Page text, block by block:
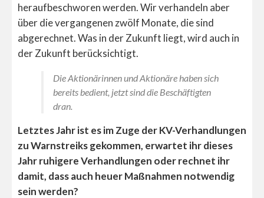
heraufbeschworen werden. Wir verhandeln aber
über die vergangenen zwölf Monate, die sind
abgerechnet. Was in der Zukunft liegt, wird auch in
der Zukunft berücksichtigt.
Die Aktionärinnen und Aktionäre haben sich
bereits bedient, jetzt sind die Beschäftigten
dran.
Letztes Jahr ist es im Zuge der KV-Verhandlungen
zu Warnstreiks gekommen, erwartet ihr dieses
Jahr ruhigere Verhandlungen oder rechnet ihr
damit, dass auch heuer Maßnahmen notwendig
sein werden?